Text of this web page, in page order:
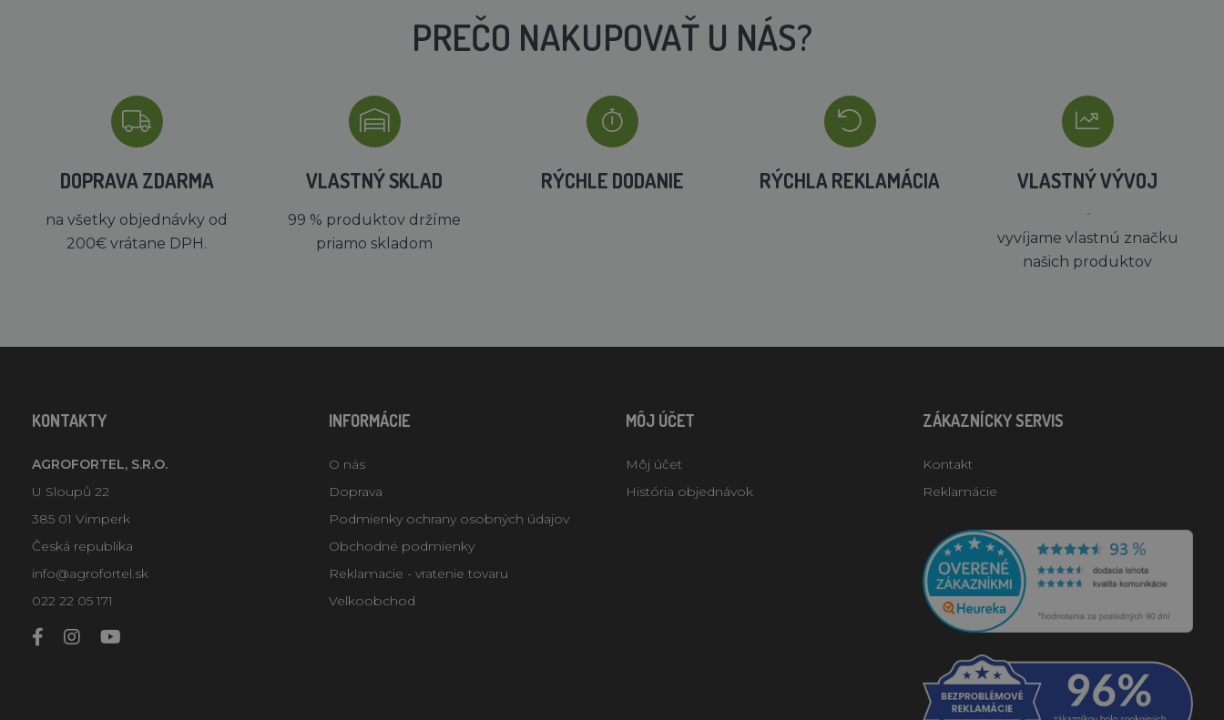
PREČO NAKUPOVAŤ U NÁS?
DOPRAVA ZDARMA
na všetky objednávky od
200€ vrátane DPH.
VLASTNÝ SKLAD
99 % produktov držíme
priamo skladom
RÝCHLE DODANIE RÝCHLA REKLAMÁCIA VLASTNÝ VÝVOJ
´
vyvíjame vlastnú značku
našich produktov
KONTAKTY
AGROFORTEL, S.R.O.
U Sloupů 22
385 01 Vimperk
Česká republika
info@agrofortel.sk
022 22 05 171
INFORMÁCIE
O nás
Doprava
Podmienky ochrany osobných údajov
Obchodné podmienky
Reklamacie - vratenie tovaru
Velkoobchod
MÔJ ÚČET
Môj účet
História objednávok
ZÁKAZNÍCKY SERVIS
Kontakt
Reklamácie